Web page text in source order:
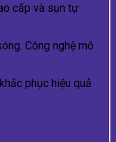
cấp và sụn tự
Công nghệ mô
phục hiệu quả